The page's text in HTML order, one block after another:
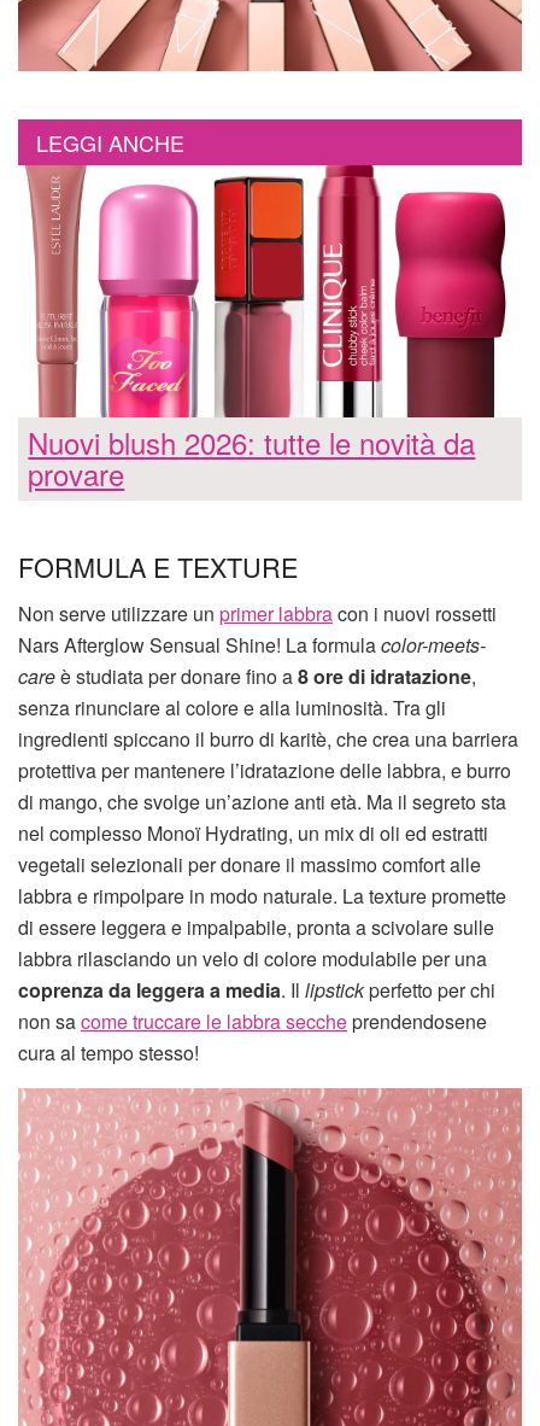
LEGGI ANCHE
Nuovi blush 2026: tutte le novità da
provare
FORMULA E TEXTURE
Non serve utilizzare un primer labbracon i nuovi rossetti
Nars Afterglow Sensual Shine! La formulacolor-meets-
careè studiata per donare fino a8 ore di idratazione,
senza rinunciare al colore e alla luminosità. Tra gli
ingredienti spiccano il burro di karitè, che crea una barriera
protettiva per mantenere l’idratazione delle labbra, e burro
di mango, che svolge un’azione anti età. Ma il segreto sta
nel complesso Monoï Hydrating, un mix di oli ed estratti
vegetali selezionali per donare il massimo comfort alle
labbra e rimpolpare in modo naturale. La texture promette
di essere leggera e impalpabile, pronta a scivolare sulle
labbra rilasciando un velo di colore modulabile per una
coprenza da leggera a media. Il lipstickperfetto per chi
non sacome truccare le labbra seccheprendendosene
cura al tempo stesso!